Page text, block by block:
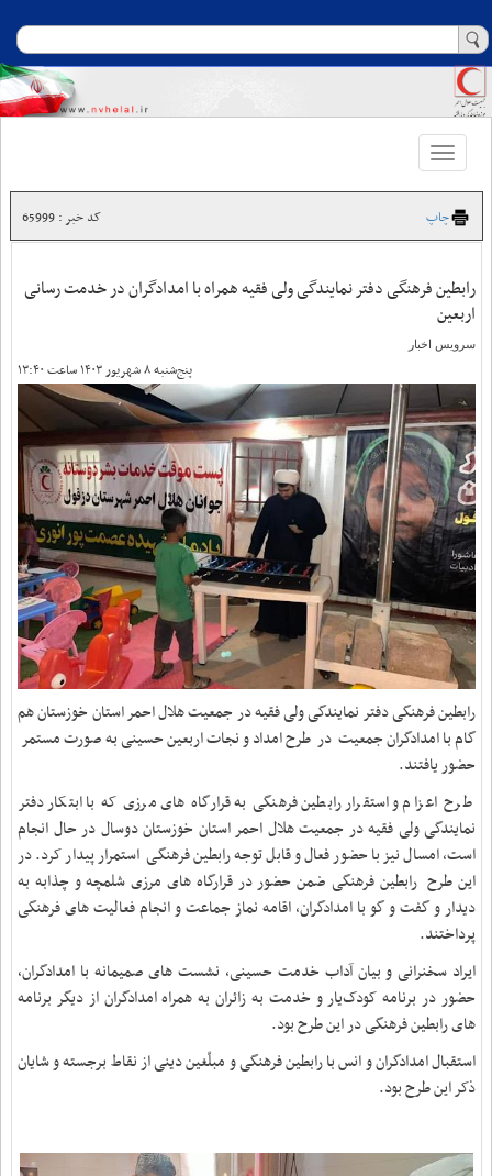
Toggle
navigation
چاپ کد خبر : 65999
رابطین فرهنگی دفتر نمایندگی ولی فقیه همراه با امدادگران در خدمت رسانی
اربعین
سرویس اخبار
پنج‌شنبه ۸ شهریور ۱۴۰۳ ساعت ۱۳:۴۰
رابطین فرهنگی دفتر نمایندگی‌ ولی‌ فقیه در جمعیت هلال احمر استان خوزستان هم
گام با امدادگران جمعیت در طرح امداد و نجات اربعین حسینی به صورت مستمر
حضور یافتند.
طرح اعزام و استقرار رابطین فرهنگی به قرارگاه های مرزی که با ابتکار دفتر
نمایندگی ولی فقیه در جمعیت هلال احمر استان خوزستان دوسال در حال انجام
است، امسال نیز با حضور فعال و قابل توجه رابطین فرهنگی استمرار پیدار کرد. در
این طرح رابطین فرهنگی ضمن حضور در قرارگاه های مرزی شلمچه و چذابه به
دیدار و گفت و گو با امدادگران، اقامه نماز جماعت و انجام فعالیت های فرهنگی
پرداختند.
ایراد سخنرانی و بیان آداب خدمت حسینی، نشست های صمیمانه با امدادگران،
حضور در برنامه کودک‌یار و خدمت به زائران به همراه امدادگران از دیگر برنامه
های رابطین فرهنگی در این طرح بود.
استقبال امدادگران و انس با رابطین فرهنگی و مبلّغین دینی از نقاط برجسته و شایان
ذکر این طرح بود.